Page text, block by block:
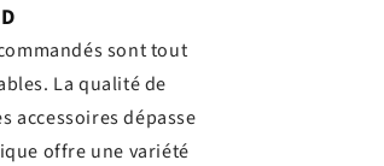
sont tout
La qualité de
accessoires dépasse
offre une variété